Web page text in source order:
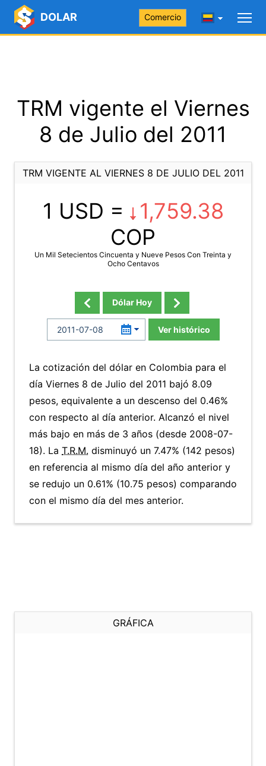
DOLAR Comercio
TRM vigente el Viernes
8 de Julio del 2011
TRM VIGENTE AL VIERNES 8 DE JULIO DEL 2011
1 USD =
1,759.38
COP
Un Mil Setecientos Cincuenta y Nueve Pesos Con Treinta y
Ocho Centavos
Dólar Hoy
Ver histórico
La cotización del dólar en Colombia para el
día Viernes 8 de Julio del 2011 bajó 8.09
pesos, equivalente a un descenso del 0.46%
con respecto al día anterior. Alcanzó el nivel
más bajo en más de 3 años (desde 2008-07-
18). La T.R.M. disminuyó un 7.47% (142 pesos)
en referencia al mismo día del año anterior y
se redujo un 0.61% (10.75 pesos) comparando
con el mismo día del mes anterior.
GRÁFICA